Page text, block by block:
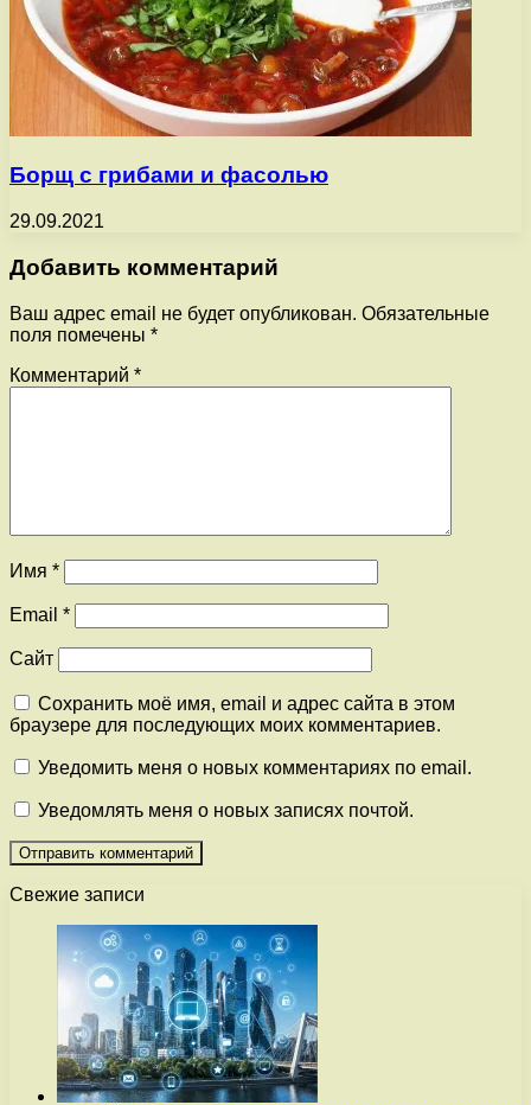
Борщ с грибами и фасолью
29.09.2021
Добавить комментарий
Ваш адрес email не будет опубликован. Обязательные
поля помечены *
Комментарий *
Имя *
Email *
Сайт
Сохранить моё имя, email и адрес сайта в этом
браузере для последующих моих комментариев.
Уведомить меня о новых комментариях по email.
Уведомлять меня о новых записях почтой.
Свежие записи